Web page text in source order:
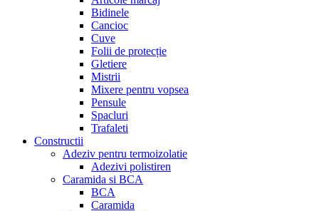
Bidinele
Cancioc
Cuve
Folii de protecție
Gletiere
Mistrii
Mixere pentru vopsea
Pensule
Spacluri
Trafaleti
Constructii
Adeziv pentru termoizolatie
Adezivi polistiren
Caramida si BCA
BCA
Caramida